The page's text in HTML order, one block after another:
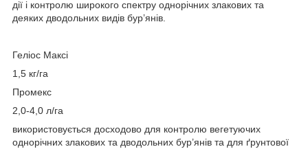
дії і контролю широкого спектру однорічних злакових та
деяких дводольних видів бур’янів.
Геліос Максі
1,5 кг/га
Промекс
2,0-4,0 л/га
використовується досходово для контролю вегетуючих
однорічних злакових та дводольних бур’янів та для ґрунтової